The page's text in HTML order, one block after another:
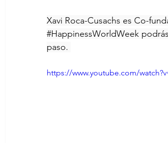
Xavi Roca-Cusachs es Co-
#HappinessWorldWeek
paso.
https://www.youtube.com/